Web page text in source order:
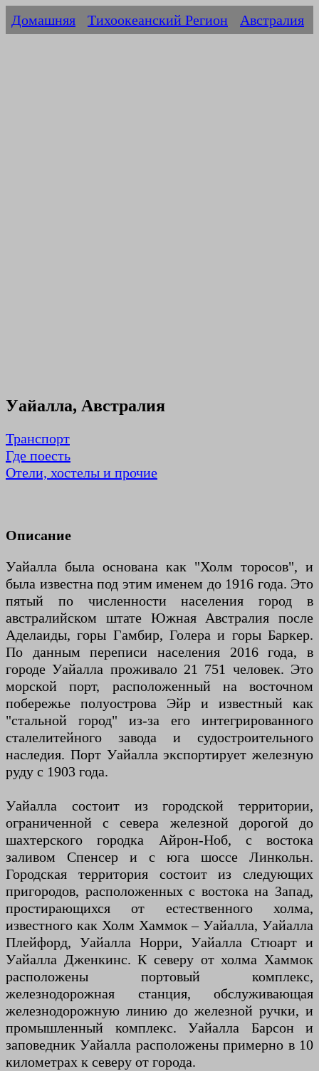
Домашняя Тихоокеанский Регион Австралия
Уайалла, Австралия
Транспорт
Где поесть
Отели, хостелы и прочие
Описание
Уайалла была основана как "Холм торосов", и
была известна под этим именем до 1916 года. Это
пятый по численности населения город в
австралийском штате Южная Австралия после
Аделаиды, горы Гамбир, Голера и горы Баркер.
По данным переписи населения 2016 года, в
городе Уайалла проживало 21 751 человек. Это
морской порт, расположенный на восточном
побережье полуострова Эйр и известный как
"стальной город" из-за его интегрированного
сталелитейного завода и судостроительного
наследия. Порт Уайалла экспортирует железную
руду с 1903 года.
Уайалла состоит из городской территории,
ограниченной с севера железной дорогой до
шахтерского городка Айрон-Ноб, с востока
заливом Спенсер и с юга шоссе Линкольн.
Городская территория состоит из следующих
пригородов, расположенных с востока на Запад,
простирающихся от естественного холма,
известного как Холм Хаммок – Уайалла, Уайалла
Плейфорд, Уайалла Норри, Уайалла Стюарт и
Уайалла Дженкинс. К северу от холма Хаммок
расположены портовый комплекс,
железнодорожная станция, обслуживающая
железнодорожную линию до железной ручки, и
промышленный комплекс. Уайалла Барсон и
заповедник Уайалла расположены примерно в 10
километрах к северу от города.